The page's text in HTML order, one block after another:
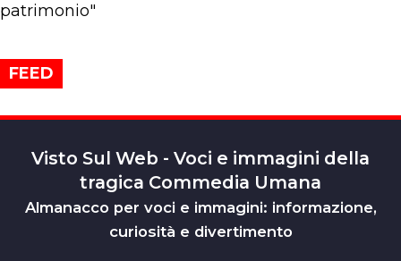
patrimonio"
FEED
Visto Sul Web - Voci e immagini della
tragica Commedia Umana
Almanacco per voci e immagini: informazione,
curiosità e divertimento